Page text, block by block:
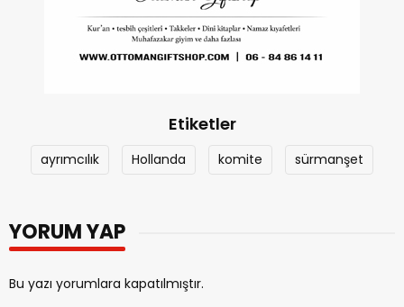
Etiketler
ayrımcılık Hollanda komite sürmanşet
YORUM YAP
Bu yazı yorumlara kapatılmıştır.